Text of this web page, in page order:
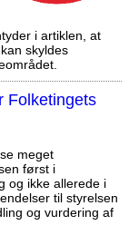
i artiklen, at
skyldes
Folketingets
meget
først i
og ikke allerede i
til styrelsen
og vurdering af